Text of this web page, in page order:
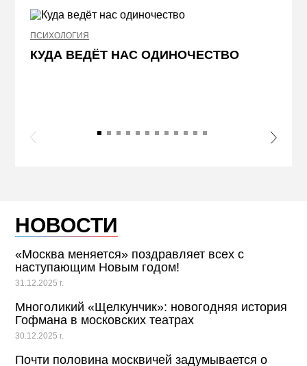
ПСИХОЛОГИЯ
КУДА ВЕДЁТ НАС ОДИНОЧЕСТВО
Slide
Next
НОВОСТИ
«Москва меняется» поздравляет всех с
наступающим Новым годом!
31.12.2025 г.
Многоликий «Щелкунчик»: новогодняя история
Гофмана в московских театрах
30.12.2025 г.
Почти половина москвичей задумывается о